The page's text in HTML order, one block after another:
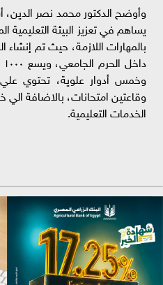
وأوضح الدكتور محمد نصر
يساهم في تعزيز البيئة التعليمية
وقاعتين امتحانات، بالاضافة
الخدمات التعليمية.